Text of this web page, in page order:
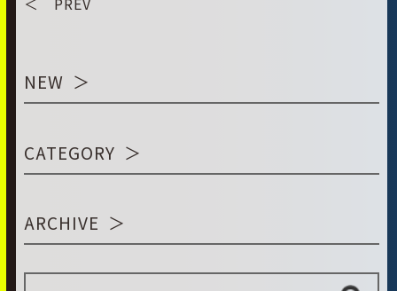
NEW
CATEGORY
ARCHIVE